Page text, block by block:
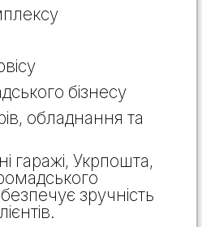
бізнесу
обладнання та
гаражі, Укрпошта,
зручність